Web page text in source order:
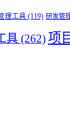
理工具 (119) 研发管
具 (262)项